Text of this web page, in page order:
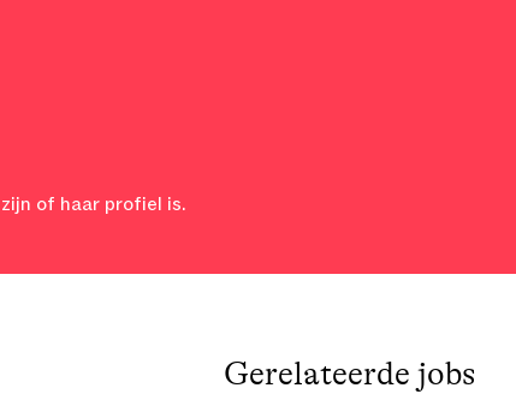
of haar profiel is.
Gerelateerde jobs